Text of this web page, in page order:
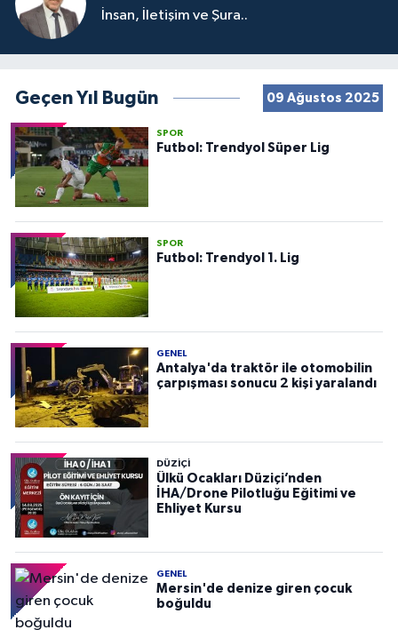
İnsan, İletişim ve Şura..
Geçen Yıl Bugün 09 Ağustos 2025
SPOR
Futbol: Trendyol Süper Lig
SPOR
Futbol: Trendyol 1. Lig
GENEL
Antalya'da traktör ile otomobilin
çarpışması sonucu 2 kişi yaralandı
DÜZIÇI
Ülkü Ocakları Düziçi’nden
İHA/Drone Pilotluğu Eğitimi ve
Ehliyet Kursu
GENEL
Mersin'de denize giren çocuk
boğuldu